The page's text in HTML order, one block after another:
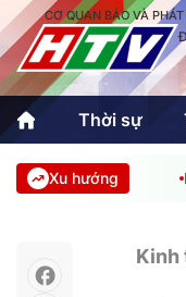
CƠ QUAN BÁO VÀ
Thời sự
Thời sự
Xu hướng
Kinh